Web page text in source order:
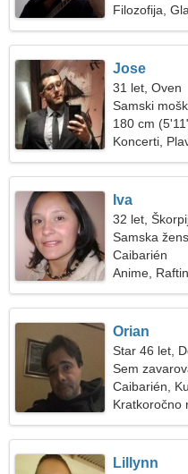
Filozofija,
Jose
31 let, Oven
Samski
180 cm
Koncerti,
Iva
32 let,
Samska
Caibarién
Anime,
Orian
Star 46 let,
Sem
Caibarién,
Kratkoročno
Lillynn